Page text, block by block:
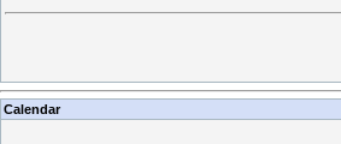
Calendar